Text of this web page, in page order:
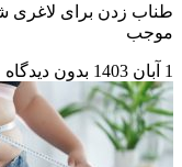
طناب زدن برای لاغری
موجب
1 آبان 1403 بدون دیدگاه